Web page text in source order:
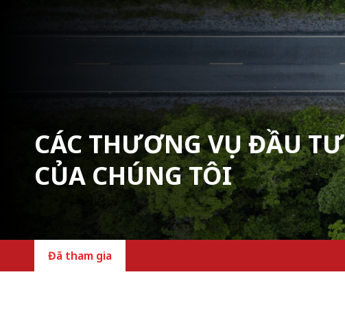
CÁC THƯƠNG VỤ ĐẦU TƯ
CỦA CHÚNG TÔI
Đã tham gia